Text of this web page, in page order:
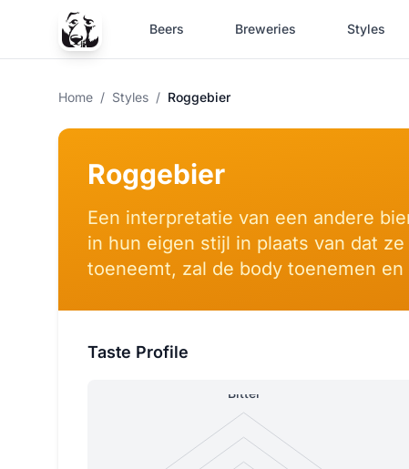
Beers Breweries Styles
Home / Styles / Roggebier
Roggebier
Een interpretatie van een andere
in hun eigen stijl in plaats van dat
toeneemt, zal de body toenemen
Taste Profile
Bitter